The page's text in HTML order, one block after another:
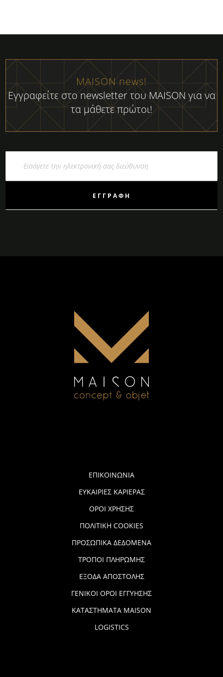
MAISON news!
Εγγραφείτε στο newsletter του MAISON για να
τα μάθετε πρώτοι!
ΕΓΓΡΑΦΉ
ΕΠΙΚΟΙΝΩΝΙΑ
ΕΥΚΑΙΡΙΕΣ ΚΑΡΙΕΡΑΣ
ΟΡΟΙ ΧΡΗΣΗΣ
ΠΟΛΙΤΙΚΗ COOKIES
ΠΡΟΣΩΠΙΚΑ ΔΕΔΟΜΕΝΑ
ΤΡΟΠΟΙ ΠΛΗΡΩΜΗΣ
ΕΞΟΔΑ ΑΠΟΣΤΟΛΗΣ
ΓΕΝΙΚΟΙ ΟΡΟΙ ΕΓΓΥΗΣΗΣ
ΚΑΤΑΣΤΗΜΑΤΑ MAISON
LOGISTICS